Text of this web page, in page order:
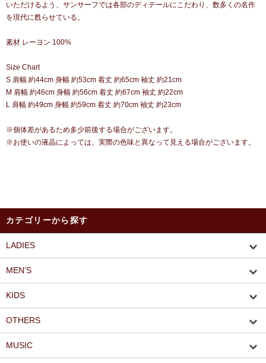
いただけるよう、サンサーフでは各部のディテールにこだわり、数多くの名作
を現代に甦らせている。
素材 レーヨン 100%
Size Chart
S 肩幅 約44cm 身幅 約53cm 着丈 約65cm 袖丈 約21cm
M 肩幅 約46cm 身幅 約56cm 着丈 約67cm 袖丈 約22cm
L 肩幅 約49cm 身幅 約59cm 着丈 約70cm 袖丈 約23cm
※個体差があるため多少前後する場合がございます。
※お使いの液晶によっては、実際の色味と異なって見える場合がございます。
カテゴリーから探す
LADIES
MEN’S
KIDS
OTHERS
MUSIC